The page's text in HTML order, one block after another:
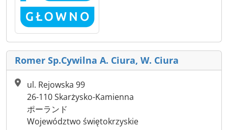
Romer Sp.Cywilna A. Ciura, W. Ciura
ul. Rejowska 99
26-110 Skarżysko-Kamienna
ポーランド
Województwo świętokrzyskie